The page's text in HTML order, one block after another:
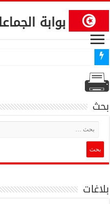
بوابة
إنطلاق المنصة المخصصة لانتداب
بحث
بلاغات